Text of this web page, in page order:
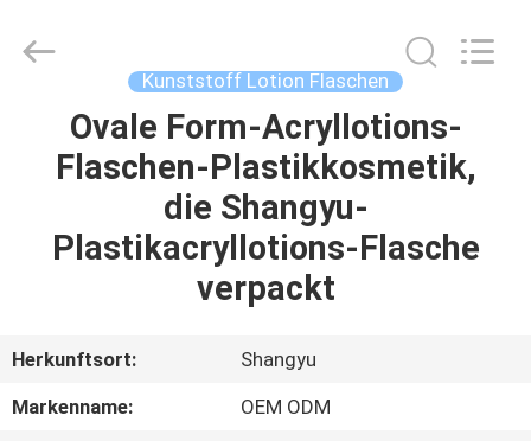
HAUS
PRODUKTE
FABRIK-
Plastic
Kunststoff Lotion Flaschen
Ovale Form-Acryllotions-
Flaschen-Plastikkosmetik,
die Shangyu-
Plastikacryllotions-Flasche
verpackt
Herkunftsort:
Shangyu
Markenname:
OEM ODM